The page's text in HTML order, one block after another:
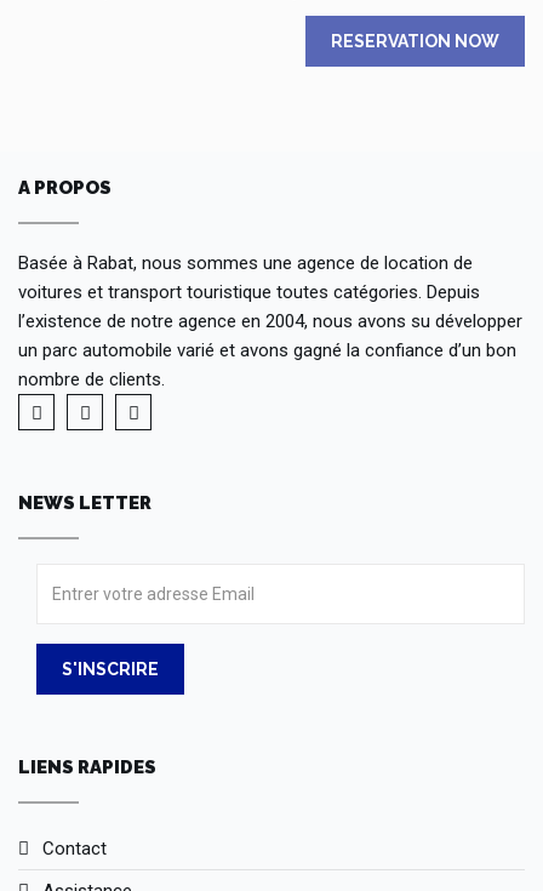
RESERVATION NOW
A PROPOS
Basée à Rabat, nous sommes une agence de location de
voitures et transport touristique toutes catégories. Depuis
l’existence de notre agence en 2004, nous avons su développer
un parc automobile varié et avons gagné la confiance d’un bon
nombre de clients.
NEWS LETTER
S'INSCRIRE
LIENS RAPIDES
Contact